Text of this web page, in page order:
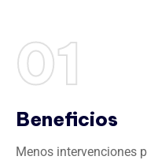
01
Beneficios
Menos intervenciones